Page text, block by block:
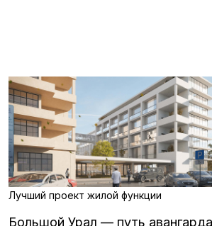
Лучший проект жилой функции
Большой Урал — путь авангарда